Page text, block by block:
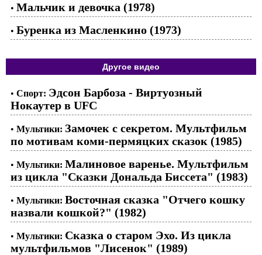
• Мальчик и девочка (1978)
• Буренка из Масленкино (1973)
Другое видео
• Спорт: Эдсон Барбоза - Виртуозный
Нокаутер в UFC
• Мультики: Замочек с секретом. Мультфильм
по мотивам коми-пермяцких сказок (1985)
• Мультики: Малиновое варенье. Мультфильм
из цикла "Сказки Дональда Биссета" (1983)
• Мультики: Восточная сказка "Отчего кошку
назвали кошкой?" (1982)
• Мультики: Сказка о старом Эхо. Из цикла
мультфильмов "Лисенок" (1989)